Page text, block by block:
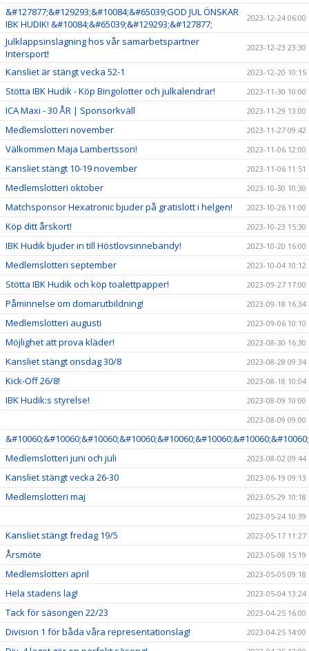
&#127877;&#129293;&#10084;&#65039;GOD JUL ÖNSKAR
IBK HUDIK! &#10084;&#65039;&#129293;&#127877;
2023-12-24 06:00
Julklappsinslagning hos vår samarbetspartner
Intersport!
2023-12-23 23:30
Kansliet är stängt vecka 52-1 2023-12-20 10:15
Stötta IBK Hudik - Köp Bingolotter och julkalendrar! 2023-11-30 10:00
ICA Maxi - 30 ÅR | Sponsorkväll 2023-11-29 13:00
Medlemslotteri november 2023-11-27 09:42
Välkommen Maja Lambertsson! 2023-11-06 12:00
Kansliet stängt 10-19 november 2023-11-06 11:51
Medlemslotteri oktober 2023-10-30 10:30
Matchsponsor Hexatronic bjuder på gratislott i helgen! 2023-10-26 11:00
Köp ditt årskort! 2023-10-23 15:30
IBK Hudik bjuder in till Höstlovsinnebandy! 2023-10-20 16:00
Medlemslotteri september 2023-10-04 10:12
Stötta IBK Hudik och köp toalettpapper! 2023-09-27 17:00
Påminnelse om domarutbildning! 2023-09-18 16:34
Medlemslotteri augusti 2023-09-06 10:10
Möjlighet att prova kläder! 2023-08-30 16:30
Kansliet stängt onsdag 30/8 2023-08-28 09:34
Kick-Off 26/8! 2023-08-18 10:04
IBK Hudik:s styrelse!
2023-08-09 10:00
2023-08-09 09:00
Medlemslotteri juni och juli
2023-08-02 09:44
Kansliet stängt vecka 26-30 2023-06-19 09:13
Medlemslotteri maj
2023-05-29 10:18
2023-05-24 10:39
Kansliet stängt fredag 19/5 2023-05-17 11:27
Årsmöte 2023-05-08 15:19
Medlemslotteri april 2023-05-05 09:18
Hela stadens lag! 2023-05-04 13:24
Tack för säsongen 22/23 2023-04-25 16:00
Division 1 för båda våra representationslag! 2023-04-25 14:00